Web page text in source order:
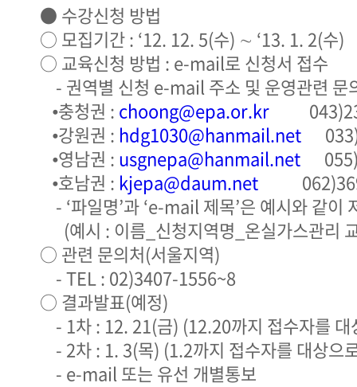
● 수강신청 방법
○ 모집기간 : ‘12. 12. 5(수) ∼ ‘13. 1. 2(수)
○ 교육신청 방법 : e-mail로 신청서 접수
- 권역별 신청 e-mail 주소 및 운영관련 문
⦁충청권 : choong@epa.or.kr
⦁강원권 : hdg1030@hanmail.net
⦁영남권 : usgnepa@hanmail.net
⦁호남권 : kjepa@daum.net
- ‘파일명’과 ‘e-mail 제목’은 예시와 같이
(예시 : 이름_신청지역명_온실가스관리
○ 관련 문의처(서울지역)
- TEL : 02)3407-1556~8
○ 결과발표(예정)
- 1차 : 12. 21(금) (12.20까지 접수자를 대
- 2차 : 1. 3(목) (1.2까지 접수자를 대상으
- e-mail 또는 유선 개별통보